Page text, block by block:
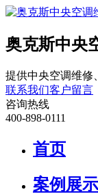
奥克斯中央
提供中央空调维修
联系我们客户留言
咨询热线
400-898-0111
首页
案例展示